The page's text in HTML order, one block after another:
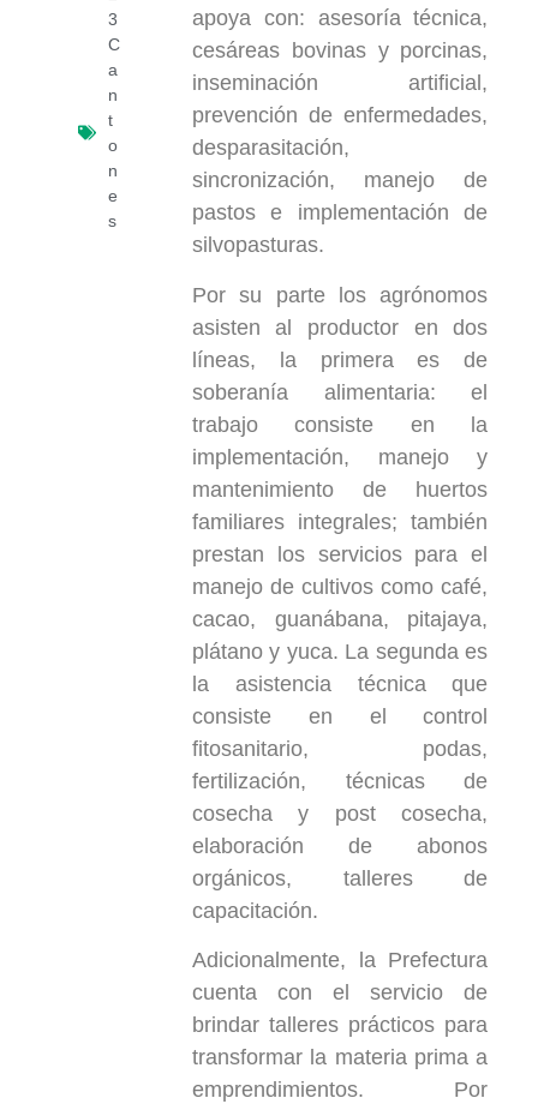
3
C
a
n
t
o
n
e
s
apoya con: asesoría técnica,
cesáreas bovinas y porcinas,
inseminación artificial,
prevención de enfermedades,
desparasitación,
sincronización, manejo de
pastos e implementación de
silvopasturas.
Por su parte los agrónomos
asisten al productor en dos
líneas, la primera es de
soberanía alimentaria: el
trabajo consiste en la
implementación, manejo y
mantenimiento de huertos
familiares integrales; también
prestan los servicios para el
manejo de cultivos como café,
cacao, guanábana, pitajaya,
plátano y yuca. La segunda es
la asistencia técnica que
consiste en el control
fitosanitario, podas,
fertilización, técnicas de
cosecha y post cosecha,
elaboración de abonos
orgánicos, talleres de
capacitación.
Adicionalmente, la Prefectura
cuenta con el servicio de
brindar talleres prácticos para
transformar la materia prima a
emprendimientos. Por